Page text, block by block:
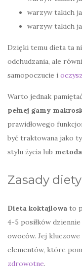
warzyw takich
warzyw takich
Dzięki temu dieta ta
odchudzania, ale
samopoczucie i
Warto jednak
pełnej gamy
prawidłowego
być traktowana jako
stylu życia lub
Zasady
Dieta koktajlowa to
4-5 posiłków
owoców. Jej
elementów, które
zdrowotne.